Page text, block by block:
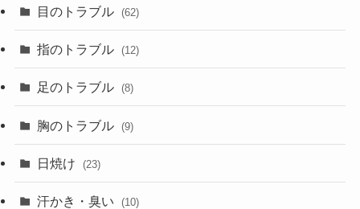
目のトラブル (62)
指のトラブル (12)
足のトラブル (8)
胸のトラブル (9)
日焼け (23)
汗かき・臭い (10)